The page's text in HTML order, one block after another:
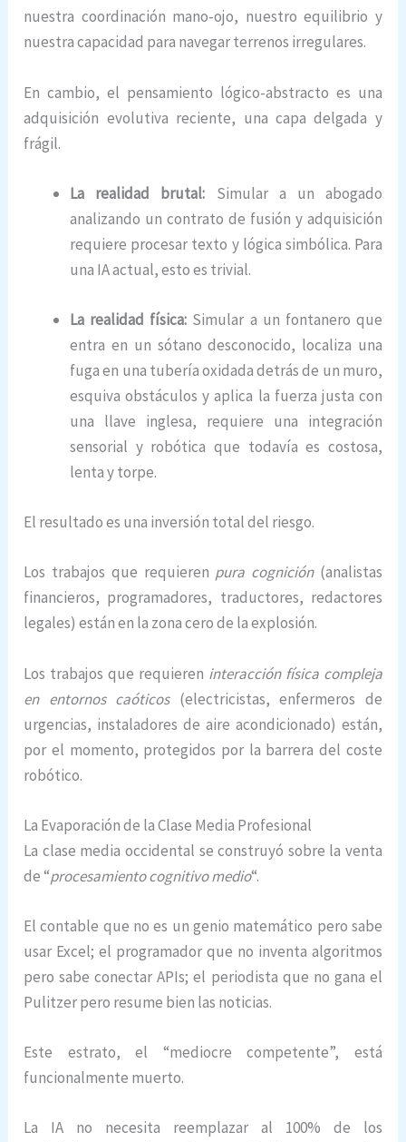
nuestra coordinación mano-ojo, nuestro equilibrio y
nuestra capacidad para navegar terrenos irregulares.
En cambio, el pensamiento lógico-abstracto es una
adquisición evolutiva reciente, una capa delgada y
frágil.
La realidad brutal: Simular a un abogado
analizando un contrato de fusión y adquisición
requiere procesar texto y lógica simbólica. Para
una IA actual, esto es trivial.
La realidad física: Simular a un fontanero que
entra en un sótano desconocido, localiza una
fuga en una tubería oxidada detrás de un muro,
esquiva obstáculos y aplica la fuerza justa con
una llave inglesa, requiere una integración
sensorial y robótica que todavía es costosa,
lenta y torpe.
El resultado es una inversión total del riesgo.
Los trabajos que requieren pura cognición(analistas
financieros, programadores, traductores, redactores
legales) están en la zona cero de la explosión.
Los trabajos que requieren interacción física compleja
en entornos caóticos(electricistas, enfermeros de
urgencias, instaladores de aire acondicionado) están,
por el momento, protegidos por la barrera del coste
robótico.
La Evaporación de la Clase Media Profesional
La clase media occidental se construyó sobre la venta
de “procesamiento cognitivo medio“.
El contable que no es un genio matemático pero sabe
usar Excel; el programador que no inventa algoritmos
pero sabe conectar APIs; el periodista que no gana el
Pulitzer pero resume bien las noticias.
Este estrato, el “mediocre competente”, está
funcionalmente muerto.
La IA no necesita reemplazar al 100% de los